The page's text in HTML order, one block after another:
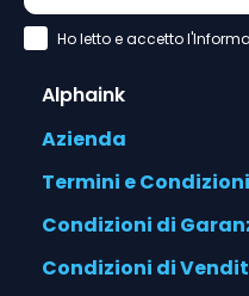
Accettazione Privacy Policy
Ho letto e accetto
Alphaink
Azienda
Termini e Condizioni
Condizioni di
Condizioni di